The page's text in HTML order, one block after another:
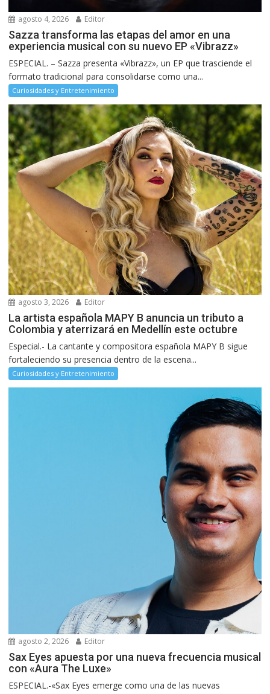
agosto 4, 2026 Editor
Sazza transforma las etapas del amor en una
experiencia musical con su nuevo EP «Vibrazz»
ESPECIAL. – Sazza presenta «Vibrazz», un EP que trasciende el
formato tradicional para consolidarse como una...
Curiosidades y Entretenimiento
agosto 3, 2026 Editor
La artista española MAPY B anuncia un tributo a
Colombia y aterrizará en Medellín este octubre
Especial.- La cantante y compositora española MAPY B sigue
fortaleciendo su presencia dentro de la escena...
Curiosidades y Entretenimiento
agosto 2, 2026 Editor
Sax Eyes apuesta por una nueva frecuencia musical
con «Aura The Luxe»
ESPECIAL.-«Sax Eyes emerge como una de las nuevas